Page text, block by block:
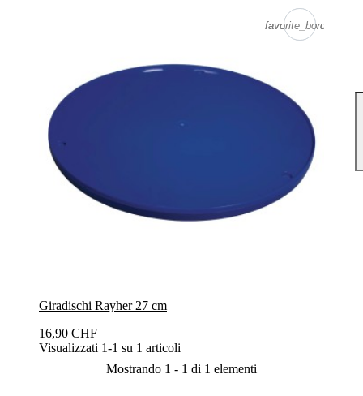
favorite_border
favorite_border
Giradischi Rayher 27 cm
16,90 CHF
Visualizzati 1-1 su 1 articoli
Mostrando 1 - 1 di 1 elementi